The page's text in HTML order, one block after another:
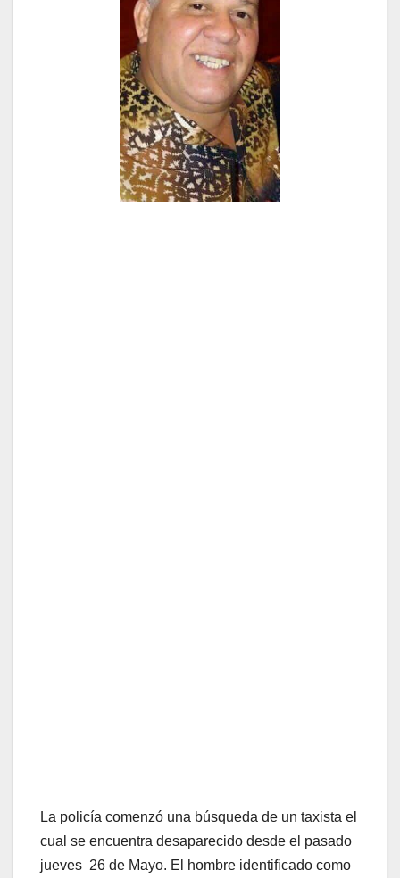
La policía comenzó una búsqueda de un taxista el
cual se encuentra desaparecido desde el pasado
jueves 26 de Mayo. El hombre identificado como